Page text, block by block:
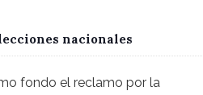
nacionales
fondo el reclamo por la